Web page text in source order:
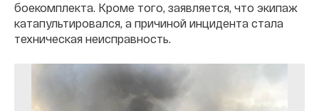
боекомплекта. Кроме того, заявляется, что экипаж
катапультировался, а причиной инцидента стала
техническая неисправность.